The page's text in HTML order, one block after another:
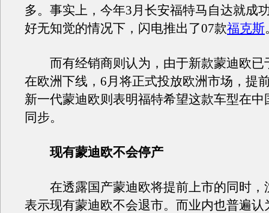
多。事实上，今年3月长安福特马自达就成
好无知觉的情况下，闪电推出了07款福克斯
而有经销商则认为，由于新款蒙迪欧已
在欧洲下线，6月将正式投放欧洲市场，提
新一代蒙迪欧则表明福特希望这款车型在中
同步。
现有蒙迪欧不会停产
在透露国产蒙迪欧将提前上市的同时，
表示现有蒙迪欧不会退市。而业内也普遍认